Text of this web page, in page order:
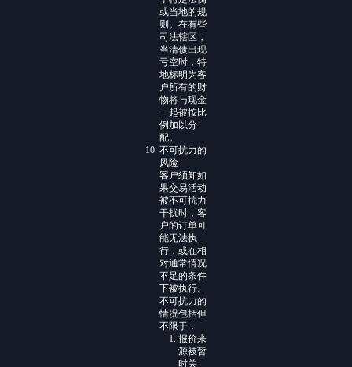
或当地的规
则。在有些
司法辖区，
当清债出现
亏空时，特
地标明为客
户所有的财
物将与现金
一起被按比
例加以分
配。
不可抗力的
风险
客户须知如
果交易活动
被不可抗力
干扰时，客
户的订单可
能无法执
行，或在相
对通常情况
不足的条件
下被执行。
不可抗力的
情况包括但
不限于：
报价来
源被暂
时关